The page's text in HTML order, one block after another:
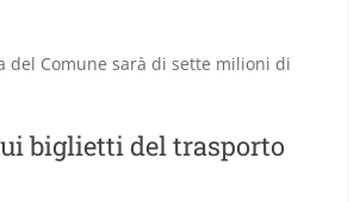
del Comune sarà di sette milioni di
biglietti del trasporto